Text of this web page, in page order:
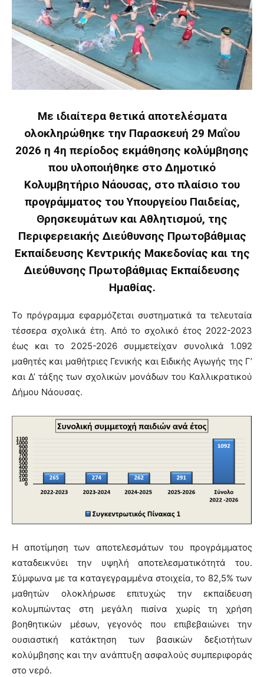
Με ιδιαίτερα θετικά αποτελέσματα
ολοκληρώθηκε την Παρασκευή 29 Μαΐου
2026 η 4η περίοδος εκμάθησης κολύμβησης
που υλοποιήθηκε στο Δημοτικό
Κολυμβητήριο Νάουσας, στο πλαίσιο του
προγράμματος του Υπουργείου Παιδείας,
Θρησκευμάτων και Αθλητισμού, της
Περιφερειακής Διεύθυνσης Πρωτοβάθμιας
Εκπαίδευσης Κεντρικής Μακεδονίας και της
Διεύθυνσης Πρωτοβάθμιας Εκπαίδευσης
Ημαθίας.
Το πρόγραμμα εφαρμόζεται συστηματικά τα τελευταία
τέσσερα σχολικά έτη. Από το σχολικό έτος 2022-2023
έως και το 2025-2026 συμμετείχαν συνολικά 1.092
μαθητές και μαθήτριες Γενικής και Ειδικής Αγωγής της Γ’
και Δ’ τάξης των σχολικών μονάδων του Καλλικρατικού
Δήμου Νάουσας.
Η αποτίμηση των αποτελεσμάτων του προγράμματος
καταδεικνύει την υψηλή αποτελεσματικότητά του.
Σύμφωνα με τα καταγεγραμμένα στοιχεία, το 82,5% των
μαθητών ολοκλήρωσε επιτυχώς την εκπαίδευση
κολυμπώντας στη μεγάλη πισίνα χωρίς τη χρήση
βοηθητικών μέσων, γεγονός που επιβεβαιώνει την
ουσιαστική κατάκτηση των βασικών δεξιοτήτων
κολύμβησης και την ανάπτυξη ασφαλούς συμπεριφοράς
στο νερό.